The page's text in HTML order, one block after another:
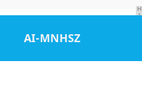
H
I
AI-MNHSZ